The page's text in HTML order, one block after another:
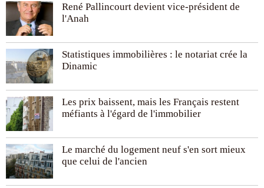
René Pallincourt devient vice-président de
l'Anah
Statistiques immobilières : le notariat crée la
Dinamic
Les prix baissent, mais les Français restent
méfiants à l'égard de l'immobilier
Le marché du logement neuf s'en sort mieux
que celui de l'ancien